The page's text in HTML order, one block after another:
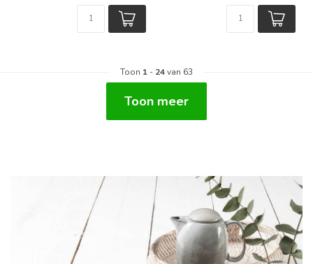
Toon 1 - 24van 63
Toon meer